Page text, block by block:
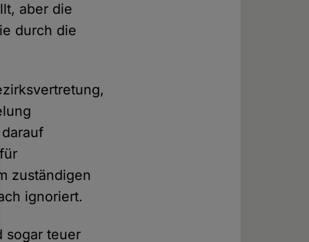
aber die
durch die
für
zuständigen
ignoriert.
sogar teuer